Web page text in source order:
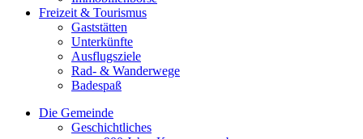
Freizeit & Tourismus
Gaststätten
Unterkünfte
Ausflugsziele
Rad- & Wanderwege
Badespaß
Die Gemeinde
Geschichtliches